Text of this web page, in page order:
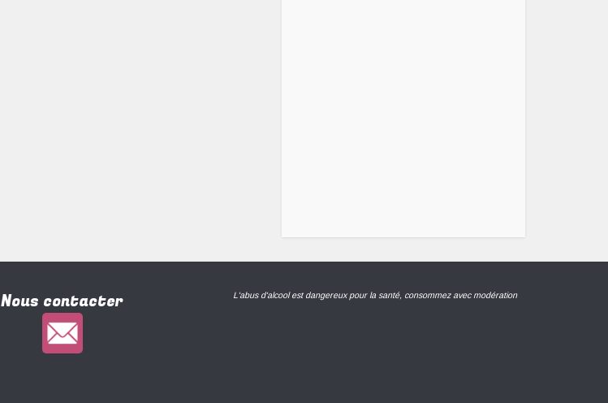
Nous contacter L'abus d'alcool est dangereux pour la santé, consommez avec modération